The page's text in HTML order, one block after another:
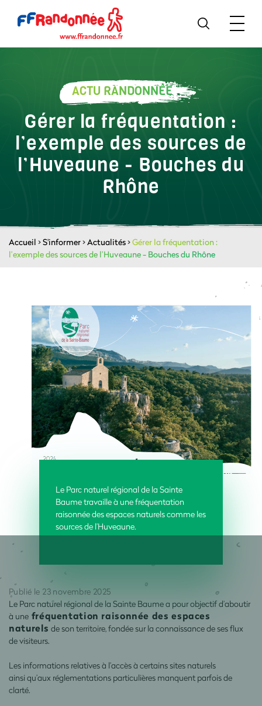
ACTU RANDONNÉE
Gérer la fréquentation :
l’exemple des sources de
l’Huveaune - Bouches du
Rhône
Accueil >S'informer>Actualités>Gérer la fréquentation :
l’exemple des sources de l’Huveaune - Bouches du Rhône
Le Parc naturel régional de la Sainte
Baume travaille à une fréquentation
raisonnée desespaces naturels comme les
sources de l’Huveaune.
Publié le 23 novembre 2025
Le Parc naturel régional de la Sainte Baume a pour objectif d’aboutir
à une fréquentation raisonnée des espaces
naturels de son territoire, fondée sur la connaissance deses flux
de visiteurs.
Les informations relatives à l’accès à certains sites naturels
ainsiqu’aux réglementations particulières manquent parfois de
clarté.